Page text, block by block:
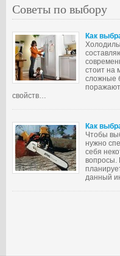
Советы по выбору
Как
стоит на
сложные
свойств…
Как
Чтобы
нужно
себя
вопросы.
данный